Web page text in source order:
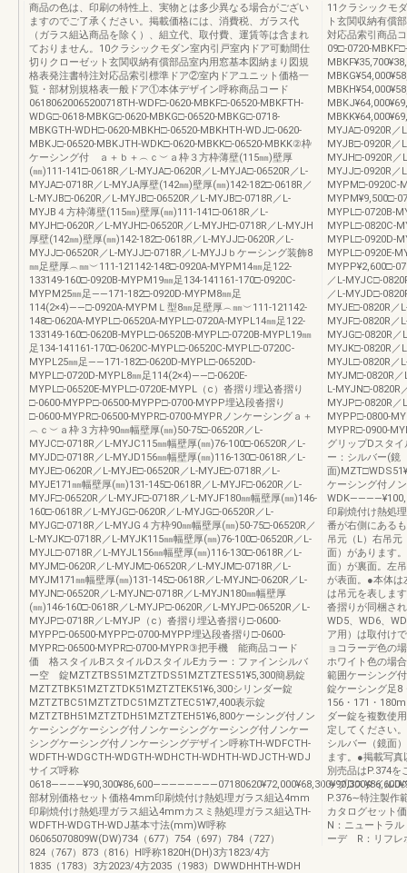
商品の色は、印刷の特性上、実物とは多少異なる場合がござい
ますのでご了承ください。掲載価格には、消費税、ガラス代
（ガラス組込商品を除く）、組立代、取付費、運賃等は含まれ
ておりません。10クラシックモダン室内引戸室内ドア可動間仕
切りクローゼット玄関収納有償部品室内用窓基本図納まり図規
格表発注書特注対応品索引標準ドア②室内ドアユニット価格一
覧・部材別規格表一般ドア①本体デザイン呼称商品コード
06180620065200718TH-WDF□-0620-MBKF□-06520-MBKFTH-
WDG□-0618-MBKG□-0620-MBKG□-06520-MBKG□-0718-
MBKGTH-WDH□-0620-MBKH□-06520-MBKHTH-WDJ□-0620-
MBKJ□-06520-MBKJTH-WDK□-0620-MBKK□-06520-MBKK②枠
ケーシング付 ａ＋ｂ＋︵ｃ︶ａ枠３方枠薄壁(115㎜)壁厚
(㎜)111-141□-0618R／L-MYJA□-0620R／L-MYJA□-06520R／L-
MYJA□-0718R／L-MYJA厚壁(142㎜)壁厚(㎜)142-182□-0618R／
L-MYJB□-0620R／L-MYJB□-06520R／L-MYJB□-0718R／L-
MYJB４方枠薄壁(115㎜)壁厚(㎜)111-141□-0618R／L-
MYJH□-0620R／L-MYJH□-06520R／L-MYJH□-0718R／L-MYJH
厚壁(142㎜)壁厚(㎜)142-182□-0618R／L-MYJJ□-0620R／L-
MYJJ□-06520R／L-MYJJ□-0718R／L-MYJJｂケーシング装飾8
㎜足壁厚︵㎜︶111-121142-148□-0920A-MYPM14㎜足122-
133149-160□-0920B-MYPM19㎜足134-141161-170□-0920C-
MYPM25㎜足――171-182□-0920D-MYPM8㎜足
114(2×4)――□-0920A-MYPMＬ型8㎜足壁厚︵㎜︶111-121142-
148□-0620A-MYPL□-06520A-MYPL□-0720A-MYPL14㎜足122-
133149-160□-0620B-MYPL□-06520B-MYPL□-0720B-MYPL19㎜
足134-141161-170□-0620C-MYPL□-06520C-MYPL□-0720C-
MYPL25㎜足――171-182□-0620D-MYPL□-06520D-
MYPL□-0720D-MYPL8㎜足114(2×4)――□-0620E-
MYPL□-06520E-MYPL□-0720E-MYPL（c）沓摺り埋込沓摺り
□-0600-MYPP□-06500-MYPP□-0700-MYPP埋込段沓摺り
□-0600-MYPR□-06500-MYPR□-0700-MYPRノンケーシングａ＋
︵ｃ︶ａ枠３方枠90㎜幅壁厚(㎜)50-75□-06520R／L-
MYJC□-0718R／L-MYJC115㎜幅壁厚(㎜)76-100□-06520R／L-
MYJD□-0718R／L-MYJD156㎜幅壁厚(㎜)116-130□-0618R／L-
MYJE□-0620R／L-MYJE□-06520R／L-MYJE□-0718R／L-
MYJE171㎜幅壁厚(㎜)131-145□-0618R／L-MYJF□-0620R／L-
MYJF□-06520R／L-MYJF□-0718R／L-MYJF180㎜幅壁厚(㎜)146-
160□-0618R／L-MYJG□-0620R／L-MYJG□-06520R／L-
MYJG□-0718R／L-MYJG４方枠90㎜幅壁厚(㎜)50-75□-06520R／
L-MYJK□-0718R／L-MYJK115㎜幅壁厚(㎜)76-100□-06520R／L-
MYJL□-0718R／L-MYJL156㎜幅壁厚(㎜)116-130□-0618R／L-
MYJM□-0620R／L-MYJM□-06520R／L-MYJM□-0718R／L-
MYJM171㎜幅壁厚(㎜)131-145□-0618R／L-MYJN□-0620R／L-
MYJN□-06520R／L-MYJN□-0718R／L-MYJN180㎜幅壁厚
(㎜)146-160□-0618R／L-MYJP□-0620R／L-MYJP□-06520R／L-
MYJP□-0718R／L-MYJP（c）沓摺り埋込沓摺り□-0600-
MYPP□-06500-MYPP□-0700-MYPP埋込段沓摺り□-0600-
MYPR□-06500-MYPR□-0700-MYPR③把手機 能商品コード
価 格スタイルBスタイルDスタイルEカラー：ファインシルバ
ー空 錠MZTZTBS51MZTZTDS51MZTZTES51¥5,300簡易錠
MZTZTBK51MZTZTDK51MZTZTEK51¥6,300シリンダー錠
MZTZTBC51MZTZTDC51MZTZTEC51¥7,400表示錠
MZTZTBH51MZTZTDH51MZTZTEH51¥6,800ケーシング付ノン
ケーシングケーシング付ノンケーシングケーシング付ノンケー
シングケーシング付ノンケーシングデザイン呼称TH-WDFCTH-
WDFTH-WDGCTH-WDGTH-WDHCTH-WDHTH-WDJCTH-WDJ
サイズ呼称
部材別価格セット価格4mm印刷焼付け熱処理ガラス組込4mm
印刷焼付け熱処理ガラス組込4mmカスミ熱処理ガラス組込TH-
WDFTH-WDGTH-WDJ基本寸法(mm)W呼称
06065070809W(DW)734（677）754（697）784（727）
824（767）873（816）H呼称1820H(DH)3方1823/4方
1835（1783）3方2023/4方2035（1983）DWWDHHTH-WDH
11クラシックモ
ト玄関収納有償
対応品索引商品
09□-0720-
MYJA□-0920R／
MYJB□-0920R／
MYJH□-0920R／
MYJJ□-0920R／
MYPM□-0920C-
MYPM¥9,500□-
MYPL□-0720B-
MYPL□-0820C-
MYPL□-0920D-
MYPL□-0920E-
MYPP¥2,600□-
／L-MYJC□-
／L-MYJD□-
MYJE□-0820R／
MYJF□-0820R／
MYJG□-0820R／
MYJK□-0820R／
MYJL□-0820R／
MYJM□-0820R
L-MYJN□-0820R
MYJP□-0820R／
MYPP□-0800-
MYPR□-0900-
グリップDスタ
ー：シルバー(鏡
面
ケーシング付ノ
印刷焼付け熱処
番が右側にある
吊元（L）右吊
面）があります
面）が裏面。左
が表面。●本体は
は吊元を表しま
沓摺りが同梱さ
WD5、WD6、
ア用）は取付け
ョコラーデ色の
ホワイト色の場
範囲ケーシング
錠ケーシング足8
156・171・
ダー錠を複数使
定してください
シルバー（鏡面
ます。●掲載写
別売品はP.374を
ップDスタイルD
P.376∼特注製作
カタログセット
N：ニュートラ
ーデ R：リフレ